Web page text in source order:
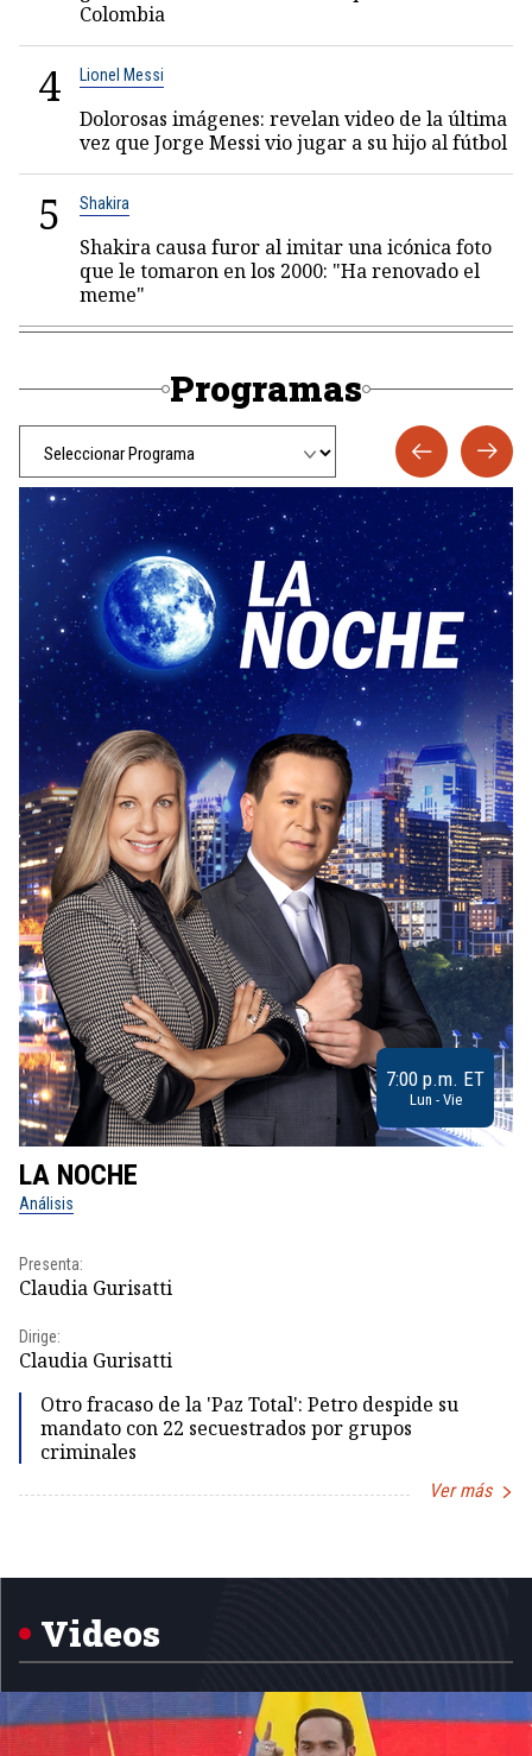
Colombia
4 Lionel Messi
Dolorosas imágenes: revelan video de la última
vez que Jorge Messi vio jugar a su hijo al fútbol
5 Shakira
Shakira causa furor al imitar una icónica foto
que le tomaron en los 2000: "Ha renovado el
meme"
Programas
7:00 p.m. ET
Lun - Vie
LA NOCHE
Análisis
Presenta:
Claudia Gurisatti
Dirige:
Claudia Gurisatti
Otro fracaso de la 'Paz Total': Petro despide su
mandato con 22 secuestrados por grupos
criminales
Ver más
5
Videos